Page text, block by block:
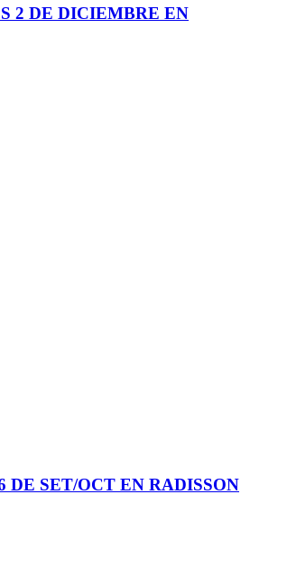
2 DE DICIEMBRE EN
DE SET/OCT EN RADISSON